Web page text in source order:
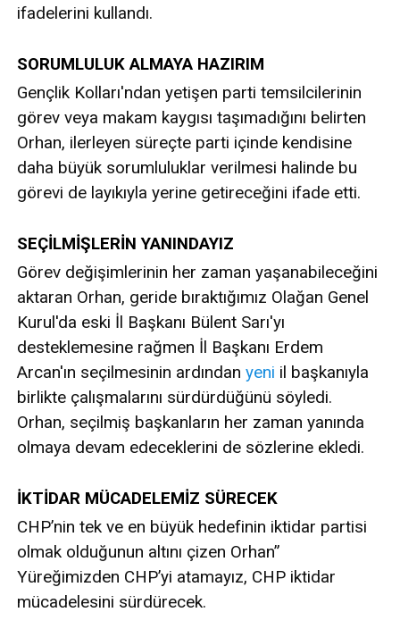
ifadelerini kullandı.
SORUMLULUK ALMAYA HAZIRIM
Gençlik Kolları'ndan yetişen parti temsilcilerinin
görev veya makam kaygısı taşımadığını belirten
Orhan, ilerleyen süreçte parti içinde kendisine
daha büyük sorumluluklar verilmesi halinde bu
görevi de layıkıyla yerine getireceğini ifade etti.
SEÇİLMİŞLERİN YANINDAYIZ
Görev değişimlerinin her zaman yaşanabileceğini
aktaran Orhan, geride bıraktığımız Olağan Genel
Kurul'da eski İl Başkanı Bülent Sarı'yı
desteklemesine rağmen İl Başkanı Erdem
Arcan'ın seçilmesinin ardından yeni il başkanıyla
birlikte çalışmalarını sürdürdüğünü söyledi.
Orhan, seçilmiş başkanların her zaman yanında
olmaya devam edeceklerini de sözlerine ekledi.
İKTİDAR MÜCADELEMİZ SÜRECEK
CHP’nin tek ve en büyük hedefinin iktidar partisi
olmak olduğunun altını çizen Orhan”
Yüreğimizden CHP’yi atamayız, CHP iktidar
mücadelesini sürdürecek.